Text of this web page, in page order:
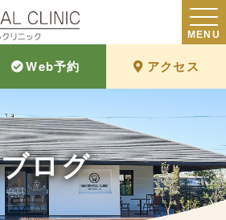
MENU
Web予約 アクセス
ブログ